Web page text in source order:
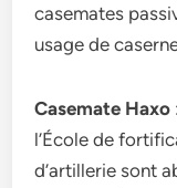
casemates
usage de
Casemate Haxo
l’École de
d’artillerie sont